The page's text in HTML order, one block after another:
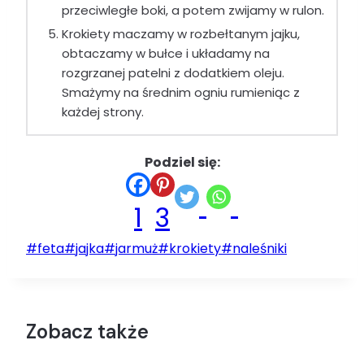
przeciwległe boki, a potem zwijamy w rulon.
Krokiety maczamy w rozbełtanym jajku,
obtaczamy w bułce i układamy na
rozgrzanej patelni z dodatkiem oleju.
Smażymy na średnim ogniu rumieniąc z
każdej strony.
Podziel się:
1 3
Tagi
#feta#jajka#jarmuż#krokiety#naleśniki
Zobacz także